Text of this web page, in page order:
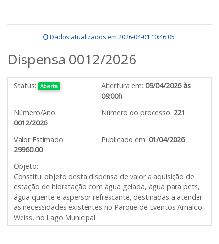
Dados atualizados em 2026-04-01 10:46:05.
Dispensa 0012/2026
Status: Aberta Abertura em: 09/04/2026 às
09:00h
Número/Ano:
0012/2026
Número do processo: 221
Valor Estimado:
29960.00
Publicado em: 01/04/2026
Objeto:
Constitui objeto desta dispensa de valor a aquisição de
estação de hidratação com água gelada, água para pets,
água quente e aspersor refrescante, destinadas a atender
as necessidades existentes no Parque de Eventos Arnaldo
Weiss, no Lago Municipal.